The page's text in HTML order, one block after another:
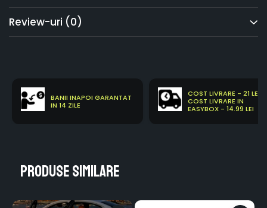
Review-uri (0)
BANII INAPOI GARANTAT
IN 14 ZILE
COST LIVRARE - 21 LEI
COST LIVRARE IN
EASYBOX - 14.99 LEI
Produse similare